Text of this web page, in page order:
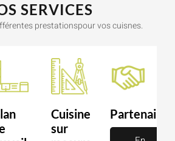
SERVICES
prestationspour vos cuisnes.
Cuisine
sur
Partenaire